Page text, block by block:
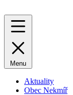
Menu
Aktuality
Obec Nekmíř